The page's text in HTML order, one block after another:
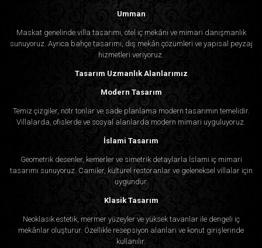
Umman
Maskat genelinde villa tasarımı, otel iç mekânı ve mimari danışmanlık
sunuyoruz. Ayrıca bahçe tasarımı, dış mekân çözümleri ve yapısal peyzaj
hizmetleri veriyoruz.
Tasarım Uzmanlık Alanlarımız
Modern Tasarım
Temiz çizgiler, nötr tonlar ve sade planlama modern tasarımın temelidir.
Villalarda, ofislerde ve sosyal alanlarda modern mimari uyguluyoruz.
İslami Tasarım
Geometrik desenler, kemerler ve simetrik detaylarla İslami iç mimari
tasarımı sunuyoruz. Camiler, kültürel restoranlar ve geleneksel villalar için
uygundur.
Klasik Tasarım
Neoklasik estetik, mermer yüzeyler ve yüksek tavanlar ile dengeli iç
mekânlar oluşturur. Özellikle resepsiyon alanları ve konut girişlerinde
kullanılır.